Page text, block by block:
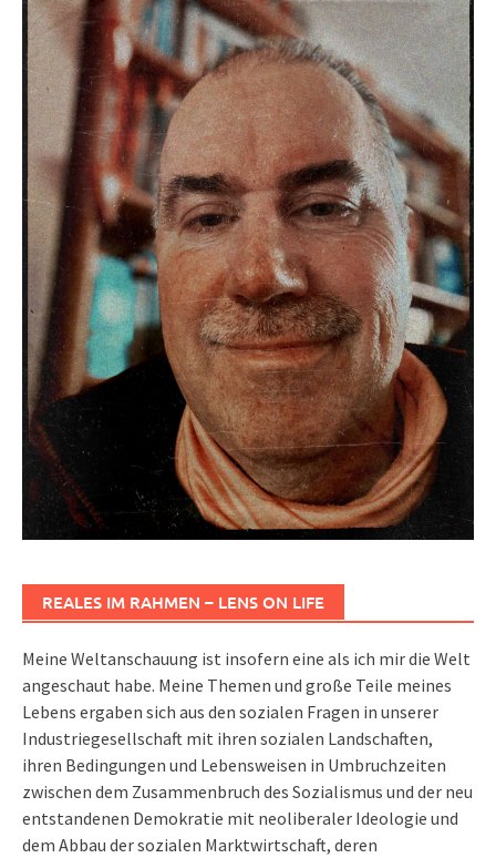
REALES IM RAHMEN – LENS ON LIFE
Meine Weltanschauung ist insofern eine als ich mir die Welt
angeschaut habe. Meine Themen und große Teile meines
Lebens ergaben sich aus den sozialen Fragen in unserer
Industriegesellschaft mit ihren sozialen Landschaften,
ihren Bedingungen und Lebensweisen in Umbruchzeiten
zwischen dem Zusammenbruch des Sozialismus und der neu
entstandenen Demokratie mit neoliberaler Ideologie und
dem Abbau der sozialen Marktwirtschaft, deren